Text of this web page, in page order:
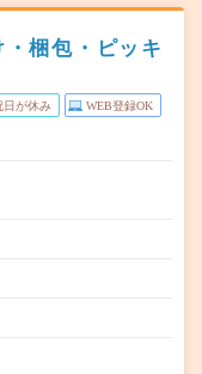
・梱包・ピッキ
日が休み WEB登録OK